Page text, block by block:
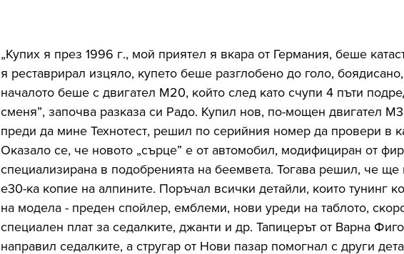
„Купих я през 1996 г., мой приятел я вкара от Германия, беше
я реставрирал изцяло, купето беше разглобено до голо,
началото беше с двигател М20, който след като счупи 4 пъти
сменя”, започва разказа си Радо. Купил нов, по-мощен двигател
преди да мине Технотест, решил по серийния номер да провери в
Оказало се, че новото „сърце” е от автомобил, модифициран от
специализирана в подобренията на беемвета. Тогава решил, че ще
е30-ка копие на алпините. Поръчал всички детайли, които тунинг
на модела - преден спойлер, емблеми, нови уреди на таблото,
специален плат за седалките, джанти и др. Тапицерът от Варна
направил седалките, а стругар от Нови пазар помогнал с други